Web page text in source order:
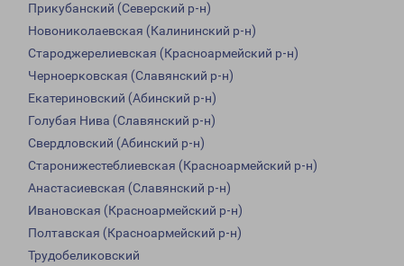
Прикубанский (Северский р-н)
Новониколаевская (Калининский р-н)
Староджерелиевская (Красноармейский р-н)
Черноерковская (Славянский р-н)
Екатериновский (Абинский р-н)
Голубая Нива (Славянский р-н)
Свердловский (Абинский р-н)
Старонижестеблиевская (Красноармейский р-н)
Анастасиевская (Славянский р-н)
Ивановская (Красноармейский р-н)
Полтавская (Красноармейский р-н)
Трудобеликовский